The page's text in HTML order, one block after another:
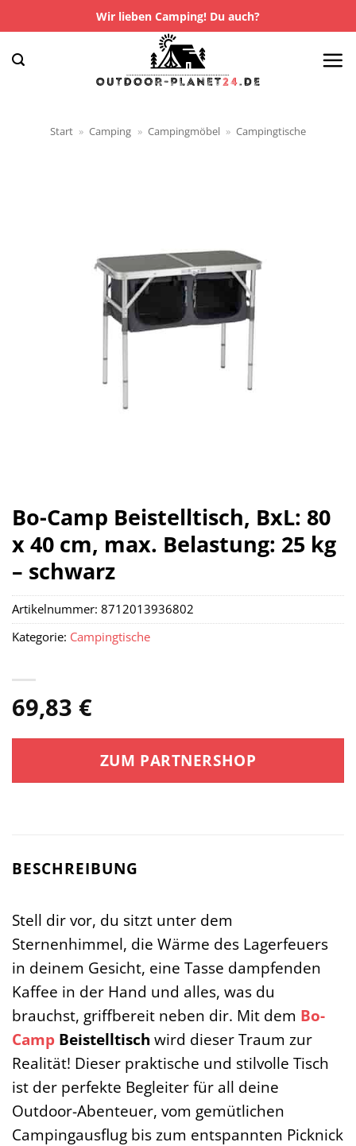
Inhalt
springen
Wir lieben Camping! Du auch?
Start » Camping » Campingmöbel » Campingtische
Bo-Camp Beistelltisch, BxL: 80
x 40 cm, max. Belastung: 25 kg
– schwarz
69,83 €
ZUM PARTNERSHOP
Artikelnummer: 8712013936802
Kategorie: Campingtische
BESCHREIBUNG
Stell dir vor, du sitzt unter dem
Sternenhimmel, die Wärme des Lagerfeuers
in deinem Gesicht, eine Tasse dampfenden
Kaffee in der Hand und alles, was du
brauchst, griffbereit neben dir. Mit dem Bo-
Camp Beistelltisch wird dieser Traum zur
Realität! Dieser praktische und stilvolle Tisch
ist der perfekte Begleiter für all deine
Outdoor-Abenteuer, vom gemütlichen
Campingausflug bis zum entspannten Picknick